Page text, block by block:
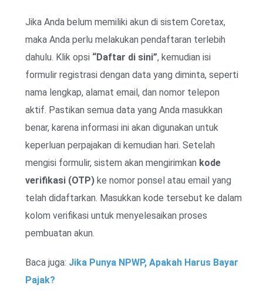
Jika Anda belum memiliki akun di sistem Coretax,
maka Anda perlu melakukan pendaftaran terlebih
dahulu. Klik opsi “Daftar di sini”, kemudian isi
formulir registrasi dengan data yang diminta, seperti
nama lengkap, alamat email, dan nomor telepon
aktif. Pastikan semua data yang Anda masukkan
benar, karena informasi ini akan digunakan untuk
keperluan perpajakan di kemudian hari. Setelah
mengisi formulir, sistem akan mengirimkan kode
verifikasi (OTP) ke nomor ponsel atau email yang
telah didaftarkan. Masukkan kode tersebut ke dalam
kolom verifikasi untuk menyelesaikan proses
pembuatan akun.
Baca juga: Jika Punya NPWP, Apakah Harus Bayar
Pajak?